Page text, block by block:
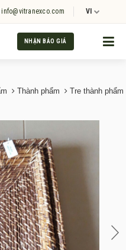
info@vitranexco.com VI
NHẬN BÁO GIÁ
Thành phẩm Tre thành phẩm